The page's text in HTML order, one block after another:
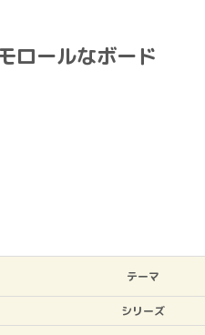
ロールなボード
テーマ
シリーズ